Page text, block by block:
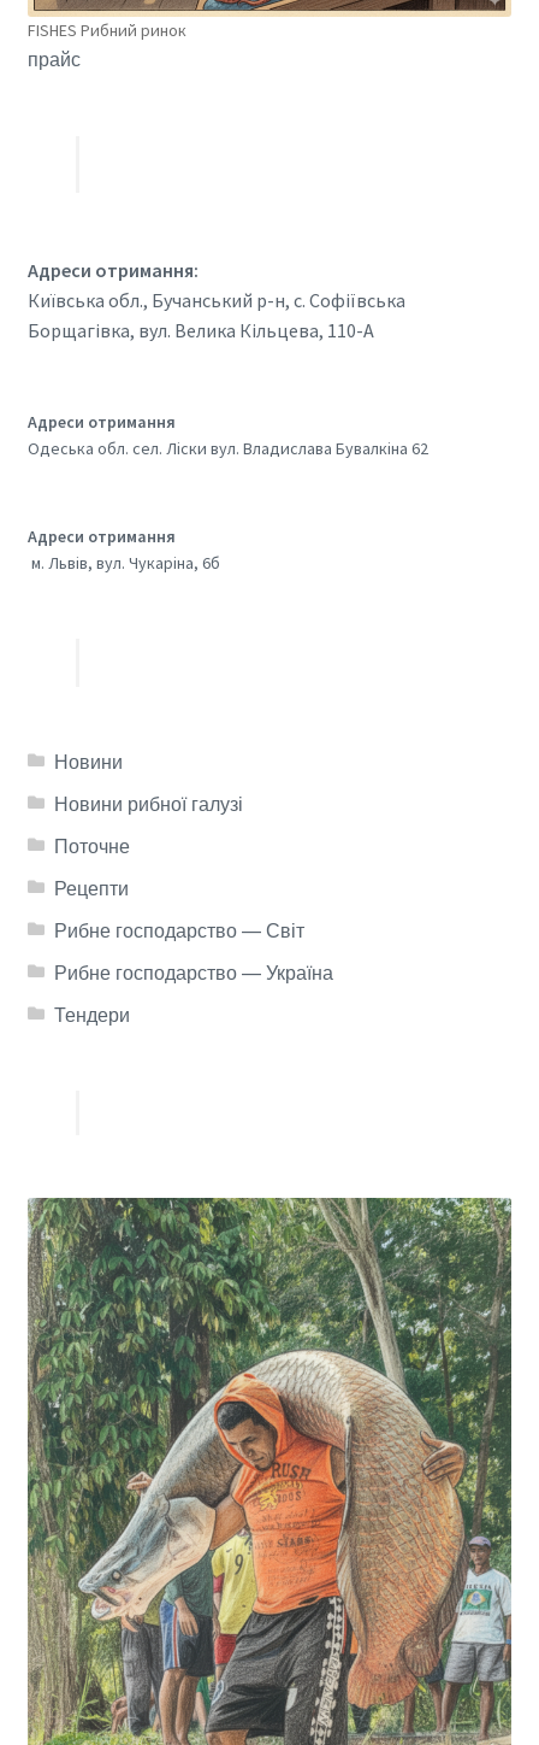
FISHES Рибний ринок
прайс
Адреси отримання:
Київська обл., Бучанський р-н, с. Софіївська
Борщагівка, вул. Велика Кільцева, 110-А
Адреси отримання
Одеська обл. сел. Ліски вул. Владислава Бувалкіна 62
Адреси отримання
м. Львів, вул. Чукаріна, 6б
Новини
Новини рибної галузі
Поточне
Рецепти
Рибне господарство — Світ
Рибне господарство — Україна
Тендери